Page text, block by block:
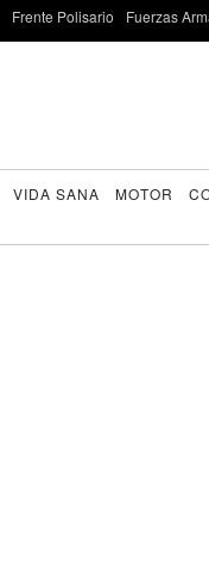
Frente Polisario Fuerzas
VIDA SANA MOTOR